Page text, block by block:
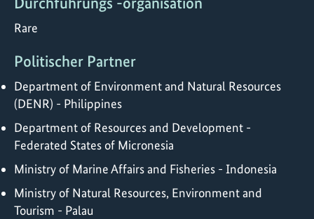
Rare
Politischer Partner
Department of Environment and Natural Resources
(DENR) - Philippines
Department of Resources and Development -
Federated States of Micronesia
Ministry of Marine Affairs and Fisheries - Indonesia
Ministry of Natural Resources, Environment and
Tourism - Palau